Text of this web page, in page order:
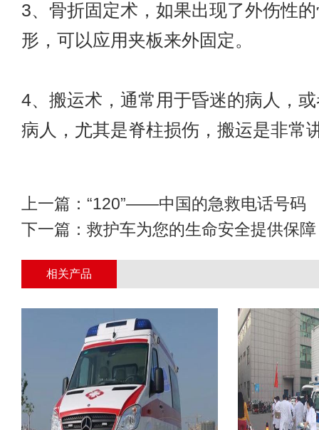
3、骨折固定术，如果出现了外伤性
形，可以应用夹板来外固定。
4、搬运术，通常用于昏迷的病人，
病人，尤其是脊柱损伤，搬运是非常
上一篇： “120”——中国的急救电话号码
下一篇： 救护车为您的生命安全提供保障
相关产品